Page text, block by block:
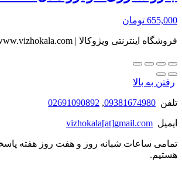
655,000 تومان
فروشگاه اینترنتی ویژوکالا | www.vizhokala.com
رفتن به بالا
تلفن 09381674980
,
02691090892
ایمیل vizhokala[at]gmail.com
تمامی ساعات شبانه روز و هفت روز هفته
هستیم.